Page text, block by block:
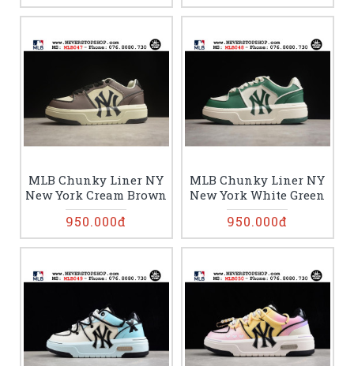
MLB Chunky Liner NY
New York Cream Brown
950.000đ
MLB Chunky Liner NY
New York White Green
950.000đ